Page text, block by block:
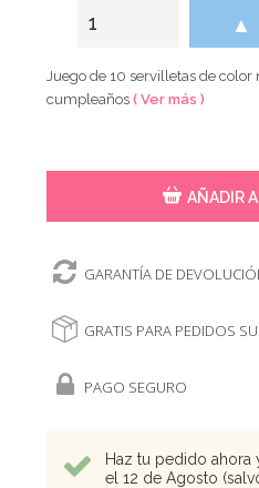
▲
Juego de 10 servilletas de
cumpleaños( Ver más )
AÑADIR
GARANTÍA DE
GRATIS PARA PEDIDOS
PAGO SEGURO
Haz tu pedido ahora
el 12 de Agosto